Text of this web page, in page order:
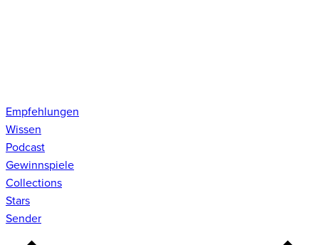
Empfehlungen
Wissen
Podcast
Gewinnspiele
Collections
Stars
Sender